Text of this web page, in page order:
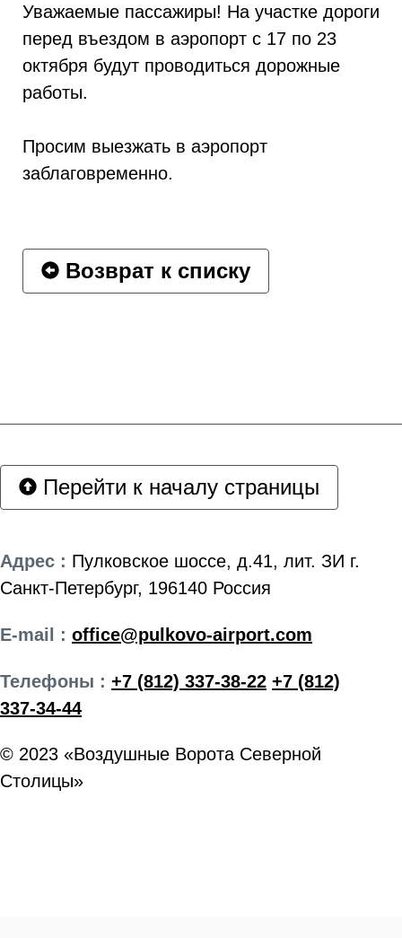
Уважаемые пассажиры! На участке дороги
перед въездом в аэропорт с 17 по 23
октября будут проводиться дорожные
работы.
Просим выезжать в аэропорт
заблаговременно.
Возврат к списку
Перейти к началу страницы
Адрес : Пулковское шоссе, д.41, лит. ЗИ г.
Санкт-Петербург, 196140 Россия
E-mail : office@pulkovo-airport.com
Телефоны : +7 (812) 337-38-22 +7 (812)
337-34-44
© 2023 «Воздушные Ворота Северной
Столицы»